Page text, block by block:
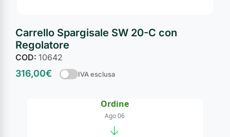
Carrello Spargisale SW 20-C con
Regolatore
COD: 10642
316,00€ IVA esclusa
Ordine
Ago 06
→